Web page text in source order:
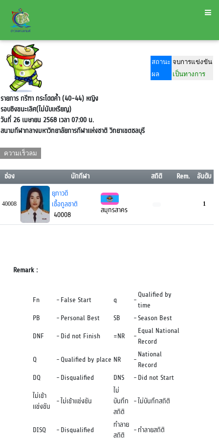
สถานะ จบการแข่งขัน
ผล
เป็นทางการ
รายการ กรีฑา กระโดดค้ำ (40-44) หญิง
รอบชิงขนะเลิศ(ไม่นับเหรียญ)
วันที่ 26 เมษายน 2568 เวลา 07:00 น.
สนามกีฬากลางมหาวิทยาลัยการกีฬาแห่งชาติ วิทยาเขตชลบุรี
ความเร็วลม
ช่อง นักกีฬา สถิติ Rem. อันดับ
40008
ยุภาวดี
เชื้อกูลชาติ
40008
สมุทรสาคร
1
Remark :
Fn -False Start q -
Qualified by
time
PB
-Personal Best SB -Season Best
DNF
-Did not Finish =NR -
Equal National
Record
Q
-Qualified by place NR -
National
Record
DQ
-Disqualified DNS -Did not Start
ไม่เข้า
แข่งขัน
-ไม่เข้าแข่งขัน
ไม่
บันทึก
สถิติ
-ไม่บันทึกสถิติ
DISQ -Disqualified
ทำลาย
สถิติ
-ทำลายสถิติ